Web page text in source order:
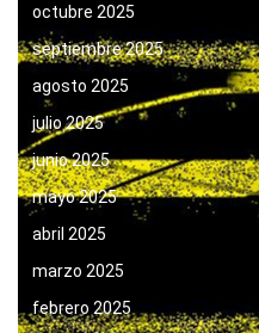
octubre 2025
septiembre 2025
agosto 2025
julio 2025
junio 2025
mayo 2025
abril 2025
marzo 2025
febrero 2025